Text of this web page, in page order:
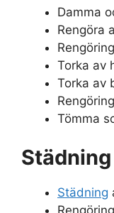
Damma
Rengöra
Torka av
Torka av
Tömma
Städning